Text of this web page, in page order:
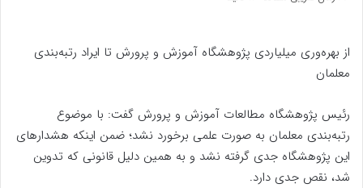
از بهره‌وری میلیاردی پژوهشگاه آموزش و پرورش تا ایراد رتبه‌بندی
معلمان
رئیس پژوهشگاه مطالعات آموزش و پرورش گفت: با موضوع
رتبه‌بندی معلمان به صورت علمی برخورد نشد؛ ضمن اینکه هشدارهای
این پژوهشگاه جدی گرفته نشد و به همین دلیل قانونی که تدوین
شد، نقص جدی دارد.